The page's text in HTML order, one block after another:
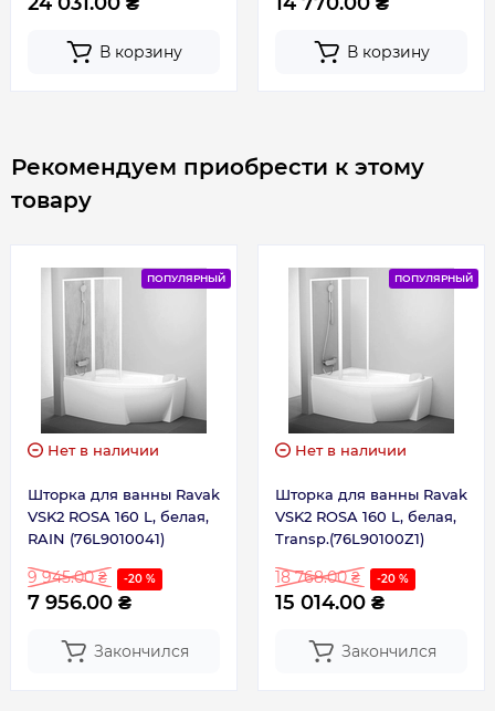
В корзину В корзину
Рекомендуем приобрести к этому
товару
ПОПУЛЯРНЫЙ
Нет в наличии
Шторка для ванны Ravak
VSK2 ROSA 160 L, белая,
RAIN (76L9010041)
9 945.00 ₴ -20 %
7 956.00 ₴
Закончился
ПОПУЛЯРНЫЙ
Нет в наличии
Шторка для ванны Ravak
VSK2 ROSA 160 L, белая,
Transp.(76L90100Z1)
18 768.00 ₴ -20 %
15 014.00 ₴
Закончился